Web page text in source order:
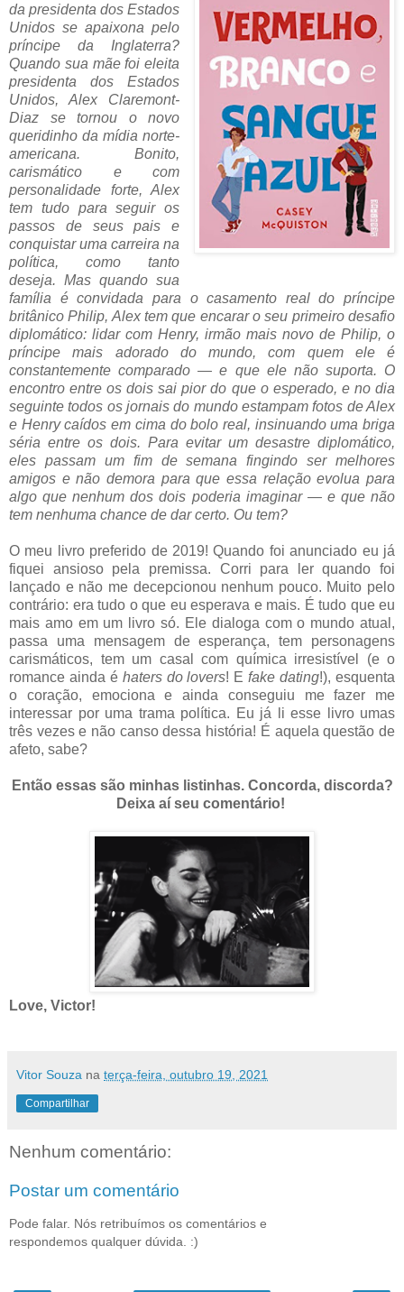
da presidenta dos Estados
Unidos se apaixona pelo
príncipe da Inglaterra?
Quando sua mãe foi eleita
presidenta dos Estados
Unidos, Alex Claremont-
Diaz se tornou o novo
queridinho da mídia norte-
americana. Bonito,
carismático e com
personalidade forte, Alex
tem tudo para seguir os
passos de seus pais e
conquistar uma carreira na
política, como tanto
deseja. Mas quando sua
família é convidada para o casamento real do príncipe
britânico Philip, Alex tem que encarar o seu primeiro desafio
diplomático: lidar com Henry, irmão mais novo de Philip, o
príncipe mais adorado do mundo, com quem ele é
constantemente comparado ― e que ele não suporta. O
encontro entre os dois sai pior do que o esperado, e no dia
seguinte todos os jornais do mundo estampam fotos de Alex
e Henry caídos em cima do bolo real, insinuando uma briga
séria entre os dois. Para evitar um desastre diplomático,
eles passam um fim de semana fingindo ser melhores
amigos e não demora para que essa relação evolua para
algo que nenhum dos dois poderia imaginar ― e que não
tem nenhuma chance de dar certo. Ou tem?
O meu livro preferido de 2019! Quando foi anunciado eu já
fiquei ansioso pela premissa. Corri para ler quando foi
lançado e não me decepcionou nenhum pouco. Muito pelo
contrário: era tudo o que eu esperava e mais. É tudo que eu
mais amo em um livro só. Ele dialoga com o mundo atual,
passa uma mensagem de esperança, tem personagens
carismáticos, tem um casal com química irresistível (e o
romance ainda é haters do lovers! Efake dating!), esquenta
o coração, emociona e ainda conseguiu me fazer me
interessar por uma trama política. Eu já li esse livro umas
três vezes e não canso dessa história! É aquela questão de
afeto, sabe?
Então essas são minhas listinhas. Concorda, discorda?
Deixa aí seu comentário!
Love, Victor!
Vitor Souza na terça-feira, outubro 19, 2021
Compartilhar
Nenhum comentário:
Postar um comentário
Pode falar. Nós retribuímos os comentários e
respondemos qualquer dúvida. :)